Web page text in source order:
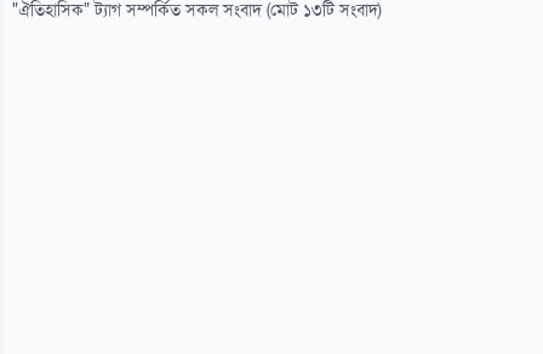
"ঐতিহাসিক" ট্যাগ সম্পর্কিত সকল সংবাদ (মোট ১৩টি সংবাদ)